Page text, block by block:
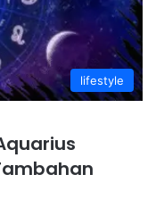
lifestyle